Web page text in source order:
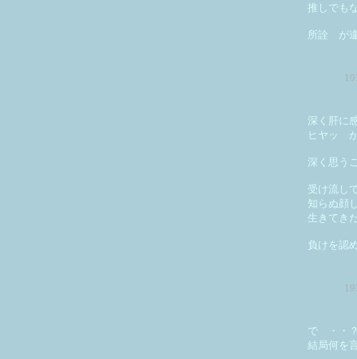
推しでも
所詮 が
深く肝に
ヒヤッ
深く思う
受け流し
知らぬ顔
生きてき
負けを認
で ・・
結局何を